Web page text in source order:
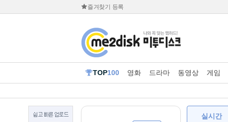
즐겨찾기 등록
TOP100 영화 드라마 동영상 게임
실시간